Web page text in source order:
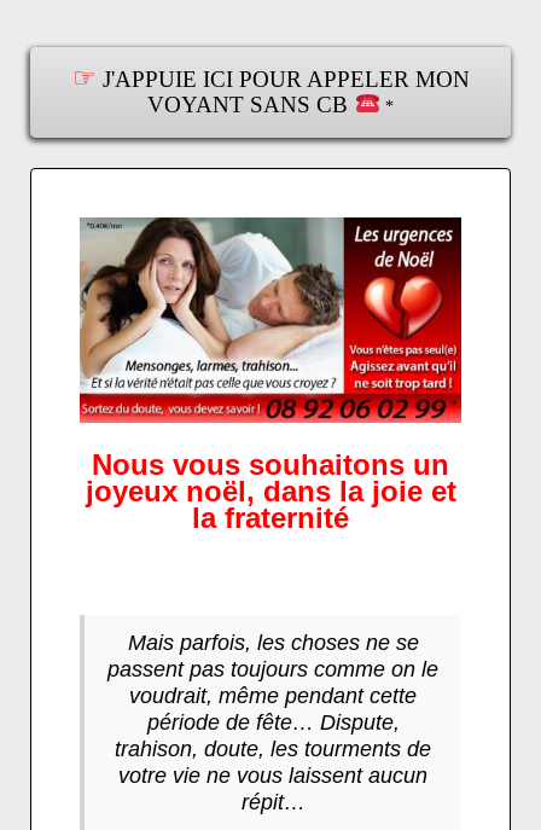
☞ J'APPUIE ICI POUR APPELER MON
VOYANT SANS CB
*
Nous vous souhaitons un
joyeux noël, dans la joie et
la fraternité
Mais parfois, les choses ne se
passent pas toujours comme on le
voudrait, même pendant cette
période de fête… Dispute,
trahison, doute, les tourments de
votre vie ne vous laissent aucun
répit…